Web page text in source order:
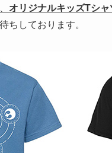
オリジナルキッズTシ
ちしております。